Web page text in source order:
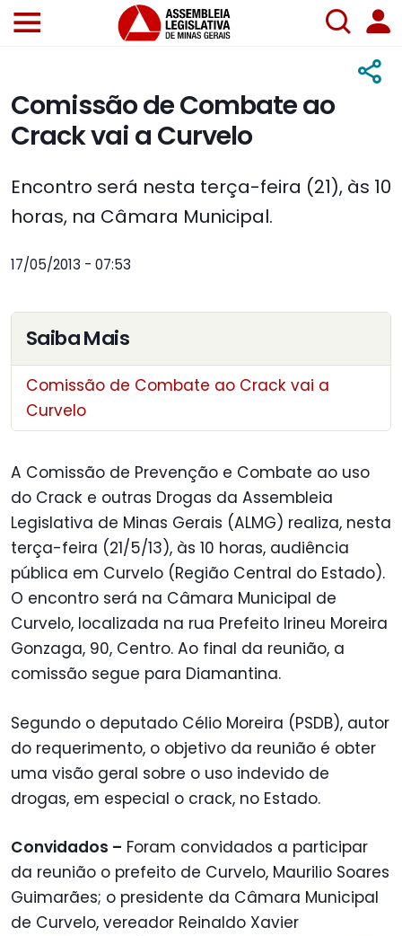
Comissão de Combate ao
Crack vai a Curvelo
Encontro será nesta terça-feira (21), às 10
horas, na Câmara Municipal.
17/05/2013 - 07:53
Saiba Mais
Comissão de Combate ao Crack vai a
Curvelo
A Comissão de Prevenção e Combate ao uso
do Crack e outras Drogas da Assembleia
Legislativa de Minas Gerais (ALMG) realiza, nesta
terça-feira (21/5/13), às 10 horas, audiência
pública em Curvelo (Região Central do Estado).
O encontro será na Câmara Municipal de
Curvelo, localizada na rua Prefeito Irineu Moreira
Gonzaga, 90, Centro. Ao final da reunião, a
comissão segue para Diamantina.
Segundo o deputado Célio Moreira (PSDB), autor
do requerimento, o objetivo da reunião é obter
uma visão geral sobre o uso indevido de
drogas, em especial o crack, no Estado.
Convidados – Foram convidados a participar
da reunião o prefeito de Curvelo, Maurilio Soares
Guimarães; o presidente da Câmara Municipal
de Curvelo, vereador Reinaldo Xavier